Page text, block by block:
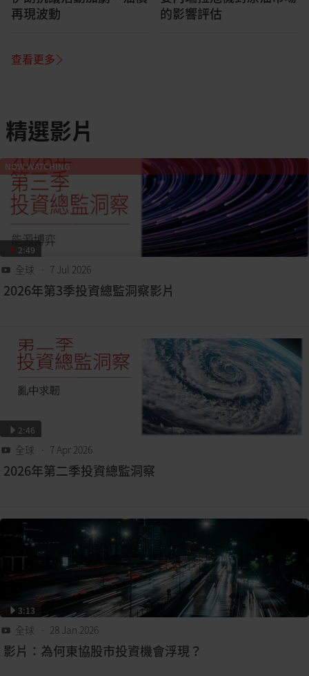
再現波動
的影響評估
查看更多
精選影片
NOW WATCHING
2:49
全球 • 7 Jul 2026
2026年第3季投資總監洞察影片
2:46
全球 • 7 Apr 2026
2026年第二季投資總監洞察
3:13
全球 • 28 Jan 2026
影片：為何東協股市投資機會浮現？